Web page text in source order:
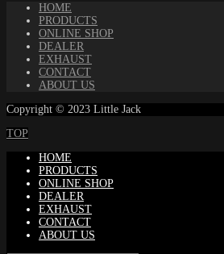
HOME
PRODUCTS
ONLINE SHOP
DEALER
EXHAUST
CONTACT
ABOUT US
Copyright © 2023 Little Jack
TOP
HOME
PRODUCTS
ONLINE SHOP
DEALER
EXHAUST
CONTACT
ABOUT US